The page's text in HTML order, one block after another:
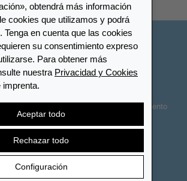
obtendrá más información
cookies que utilizamos y podrá
Tenga en cuenta que las cookies
su consentimiento expreso
Para obtener más
nuestra Privacidad y Cookies
imprenta.
Aceptar todo
Rechazar todo
Configuración
de cookies Privacidad y Cookies
de accesibilidad
Derecho de desistimiento
Cancelar contrato
Todos los derechos reservados